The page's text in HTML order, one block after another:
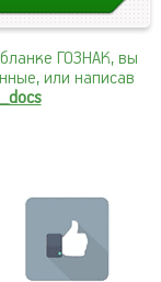
ГОЗНАК, вы
или написав